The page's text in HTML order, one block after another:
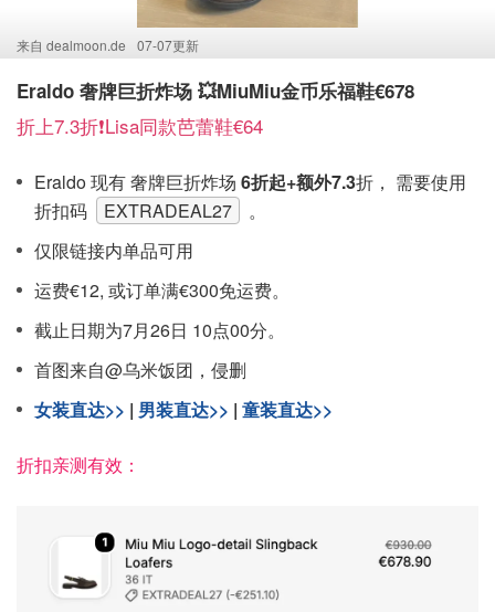
来自 dealmoon.de 07-07更新
Eraldo 奢牌巨折炸场 💥MiuMiu金币乐福鞋€678
折上7.3折❗️Lisa同款芭蕾鞋€64
Eraldo 现有 奢牌巨折炸场 6折起+额外7.3折， 需要使用
折扣码
EXTRADEAL27
。
仅限链接内单品可用
运费€12, 或订单满€300免运费。
截止日期为7月26日 10点00分。
首图来自@乌米饭团，侵删
女装直达>> | 男装直达>> | 童装直达>>
折扣亲测有效：